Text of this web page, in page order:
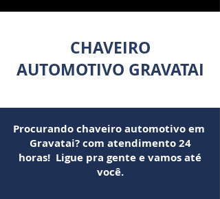
CHAVEIRO
AUTOMOTIVO GRAVATAI
Procurando chaveiro automotivo em
Gravatai? com atendimento 24
horas! Ligue pra gente e vamos até
você.